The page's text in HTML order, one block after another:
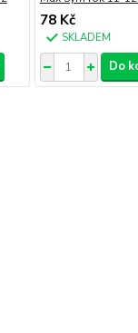
78 Kč
SKLADEM
Do